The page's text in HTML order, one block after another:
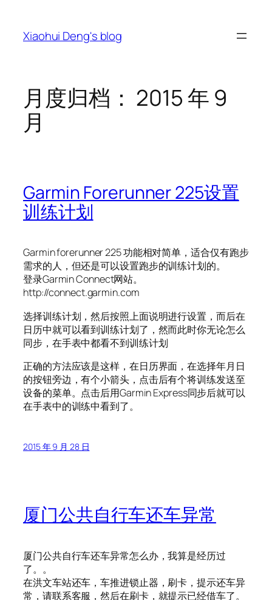
Xiaohui Deng's blog
月度归档： 2015 年 9
月
Garmin Forerunner 225设置
训练计划
Garmin forerunner 225 功能相对简单，适合仅有跑步
需求的人，但还是可以设置跑步的训练计划的。
登录Garmin Connect网站。
http://connect.garmin.com
选择训练计划，然后按照上面说明进行设置，而后在
日历中就可以看到训练计划了，然而此时你无论怎么
同步，在手表中都看不到训练计划
正确的方法应该是这样，在日历界面，在选择年月日
的按钮旁边，有个小箭头，点击后有个将训练发送至
设备的菜单。点击后用Garmin Express同步后就可以
在手表中的训练中看到了。
2015 年 9 月 28 日
厦门公共自行车还车异常
厦门公共自行车还车异常怎么办，我算是经历过
了。。
在洪文车站还车，车推进锁止器，刷卡，提示还车异
常，请联系客服，然后在刷卡，就提示已经借车了。